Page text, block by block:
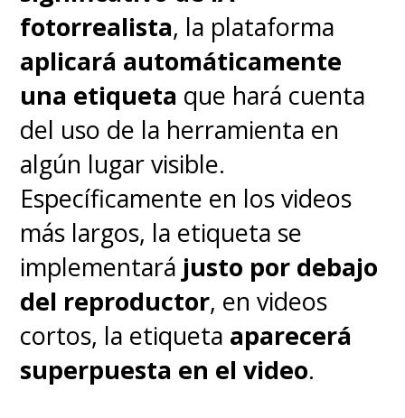
fotorrealista, la plataforma
aplicará automáticamente
una etiqueta que hará cuenta
del uso de la herramienta en
algún lugar visible.
Específicamente en los videos
más largos, la etiqueta se
implementará justo por debajo
del reproductor, en videos
cortos, la etiqueta aparecerá
superpuesta en el video.